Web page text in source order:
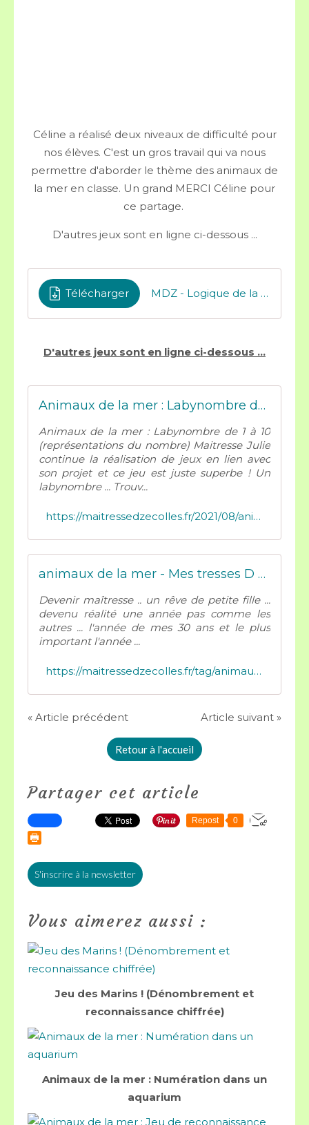
Céline a réalisé deux niveaux de difficulté pour
nos élèves. C'est un gros travail qui va nous
permettre d'aborder le thème des animaux de
la mer en classe. Un grand MERCI Céline pour
ce partage.
D'autres jeux sont en ligne ci-dessous ...
Télécharger MDZ - Logique de la mer fichier de Céline Brunel
D'autres jeux sont en ligne ci-dessous ...
Animaux de la mer : Labynombre de 1 à 10 (représentations du nombre) - Mes tresses D Zécolles
Animaux de la mer : Labynombre de 1 à 10
(représentations du nombre) Maitresse Julie
continue la réalisation de jeux en lien avec
son projet et ce jeu est juste superbe ! Un
labynombre ... Trouv...
https://maitressedzecolles.fr/2021/08/animaux-de-la-mer-labynombre-de-1-a-10-representations-du-nombre.html
animaux de la mer - Mes tresses D Zécolles
Devenir maîtresse .. un rêve de petite fille ...
devenu réalité une année pas comme les
autres ... l'année de mes 30 ans et le plus
important l'année ...
https://maitressedzecolles.fr/tag/animaux%20de%20la%20mer/
« Article précédent Article suivant »
Retour à l'accueil
Partager cet article
Repost 0
S'inscrire à la newsletter
Vous aimerez aussi :
Jeu des Marins ! (Dénombrement et
reconnaissance chiffrée)
Animaux de la mer : Numération dans un
aquarium